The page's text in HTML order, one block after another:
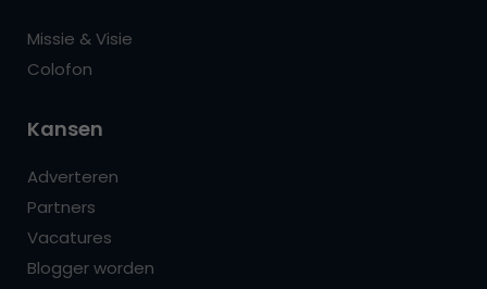
Missie & Visie
Colofon
Kansen
Adverteren
Partners
Vacatures
Blogger worden